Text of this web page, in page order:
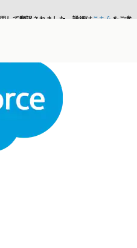
して翻訳されました。詳細はこちら をご参